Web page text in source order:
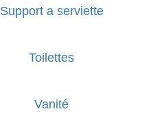
Support a serviette
Toilettes
Vanité